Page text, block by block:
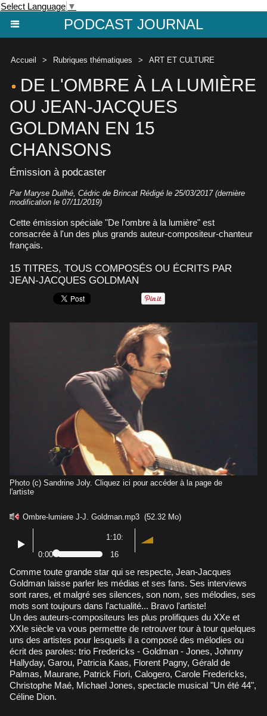
Select Language ▼
PODCAST JOURNAL
Accueil > Rubriques thématiques > ART ET CULTURE
DE L'OMBRE À LA LUMIÈRE
OU JEAN-JACQUES
GOLDMAN EN 15
CHANSONS
Émission à podcaster
Par Maryse Duilhé, Cédric de Brincat Rédigé le 25/03/2017 (dernière
modification le 07/11/2019)
Cette émission spéciale "De l'ombre à la lumière" est
consacrée à l'un des plus grands auteur-compositeur-chanteur
français.
15 TITRES, TOUS COMPOSÉS OU ÉCRITS PAR
JEAN-JACQUES GOLDMAN
Photo (c) Sandrine Joly. Cliquez ici pour accéder à la page de
l'artiste
Ombre-lumiere J-J. Goldman.mp3 (52.32 Mo)
0:00
1:10:
16
Comme toute grande star qui se respecte, Jean-Jacques
Goldman laisse parler les médias et ses fans. Ses interviews
sont rares, et malgré ses silences, son nom, ses mélodies, ses
mots sont toujours dans l'actualité... Bravo l'artiste!
Un des auteurs-compositeurs les plus prolifiques du XXe et
XXIe siècle va vous permettre de retrouver tour à tour quelques
uns des artistes pour lesquels il a composé des mélodies ou
écrit des paroles: trio Fredericks - Goldman - Jones, Johnny
Hallyday, Garou, Patricia Kaas, Florent Pagny, Gérald de
Palmas, Maurane, Patrick Fiori, Calogero, Carole Fredericks,
Christophe Maé, Michael Jones, spectacle musical "Un été 44",
Céline Dion.